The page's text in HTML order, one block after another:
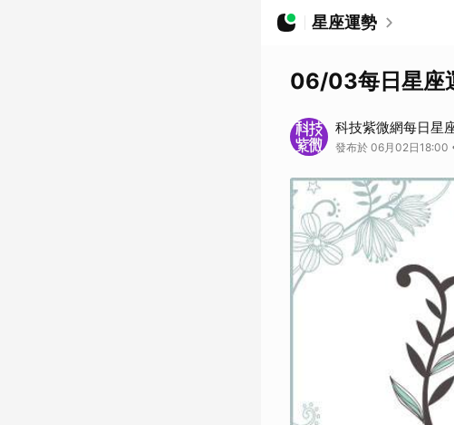
星座運勢
06/03每日星座
科技紫微網每日星
發布於 06月02日18:00